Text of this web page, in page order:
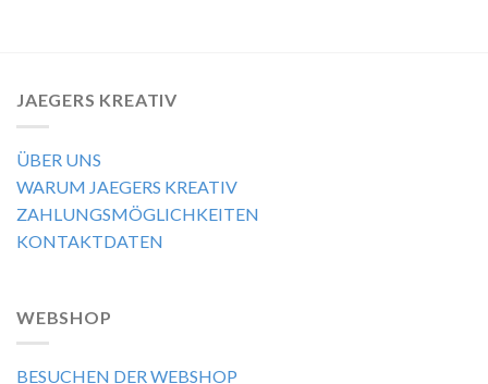
JAEGERS KREATIV
ÜBER UNS
WARUM JAEGERS KREATIV
ZAHLUNGSMÖGLICHKEITEN
KONTAKTDATEN
WEBSHOP
BESUCHEN DER WEBSHOP